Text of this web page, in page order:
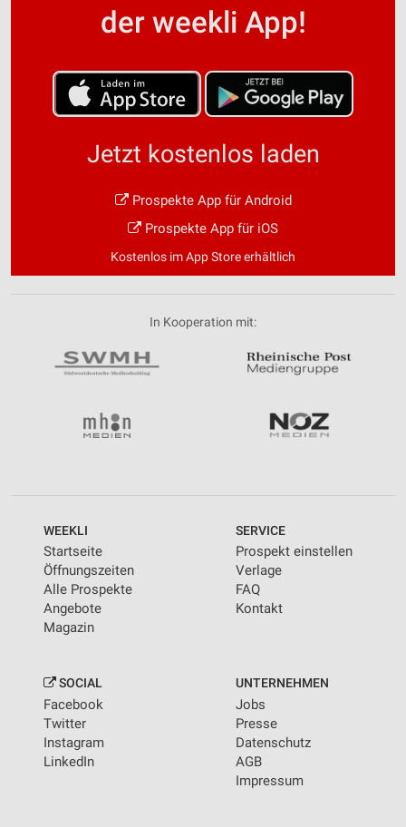
der weekli App!
Jetzt kostenlos laden
Prospekte App für Android
Prospekte App für iOS
Kostenlos im App Store erhältlich
In Kooperation mit:
WEEKLI
Startseite
Öffnungszeiten
Alle Prospekte
Angebote
Magazin
SERVICE
Prospekt einstellen
Verlage
FAQ
Kontakt
SOCIAL
Facebook
Twitter
Instagram
LinkedIn
UNTERNEHMEN
Jobs
Presse
Datenschutz
AGB
Impressum